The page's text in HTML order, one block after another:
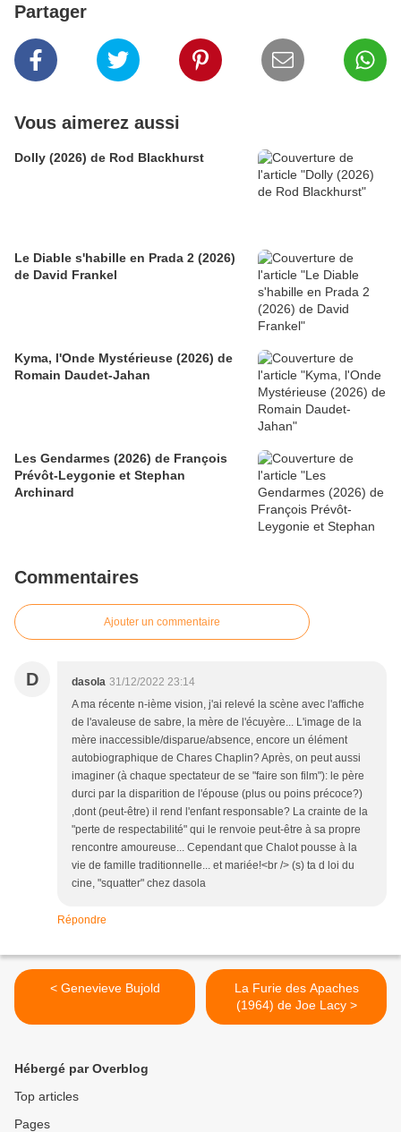
Partager
Vous aimerez aussi
Dolly (2026) de Rod Blackhurst
Le Diable s'habille en Prada 2 (2026)
de David Frankel
Kyma, l'Onde Mystérieuse (2026) de
Romain Daudet-Jahan
Les Gendarmes (2026) de François
Prévôt-Leygonie et Stephan
Archinard
Commentaires
Ajouter un commentaire
D dasola 31/12/2022 23:14
A ma récente n-ième vision, j'ai relevé la scène avec l'affiche
de l'avaleuse de sabre, la mère de l'écuyère... L'image de la
mère inaccessible/disparue/absence, encore un élément
autobiographique de Chares Chaplin? Après, on peut aussi
imaginer (à chaque spectateur de se "faire son film"): le père
durci par la disparition de l'épouse (plus ou poins précoce?)
,dont (peut-être) il rend l'enfant responsable? La crainte de la
"perte de respectabilité" qui le renvoie peut-être à sa propre
rencontre amoureuse... Cependant que Chalot pousse à la
vie de famille traditionnelle... et mariée!<br /> (s) ta d loi du
cine, "squatter" chez dasola
Répondre
< Genevieve Bujold
La Furie des Apaches
(1964) de Joe Lacy >
Hébergé par Overblog
Top articles
Pages